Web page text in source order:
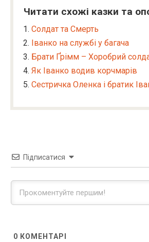
Читати схожі казки та
Солдат та Смерть
Іванко на службі у багача
Брати Ґрімм – Хоробрий
Як Іванко водив корчмарів
Сестричка Оленка і братик
Підписатися
0 КОМЕНТАРІ